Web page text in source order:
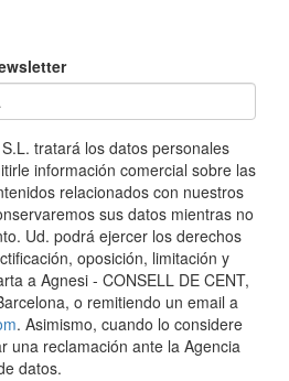
tratará los datos personales
información comercial sobre las
relacionados con nuestros
sus datos mientras no
Ud. podrá ejercer los derechos
oposición, limitación y
a Agnesi - CONSELL DE CENT,
o remitiendo un email a
. Asimismo, cuando lo considere
una reclamación ante la Agencia
datos.